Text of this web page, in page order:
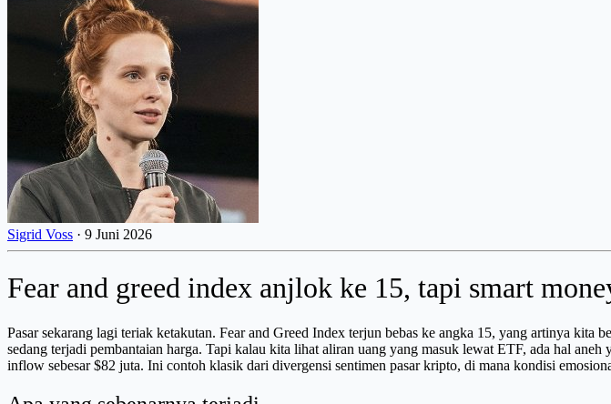
Sigrid Voss · 9 Juni 2026
Fear and greed index anjlok ke 15, tapi smart
Pasar sekarang lagi teriak ketakutan. Fear and Greed Index terjun bebas ke angka 15, yang artinya kita
sedang terjadi pembantaian harga. Tapi kalau kita lihat aliran uang yang masuk lewat ETF, ada hal
inflow sebesar $82 juta. Ini contoh klasik dari divergensi sentimen pasar kripto, di mana kondisi